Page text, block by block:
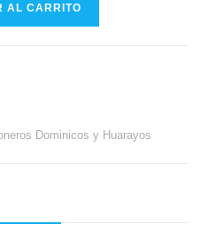
AL CARRITO
Dominicos y Huarayos